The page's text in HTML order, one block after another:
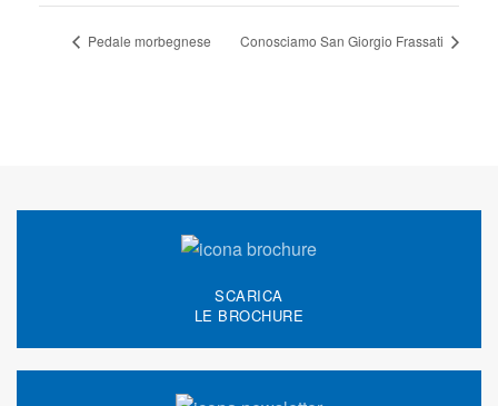
Pedale morbegnese Conosciamo San Giorgio Frassati
SCARICA
LE BROCHURE